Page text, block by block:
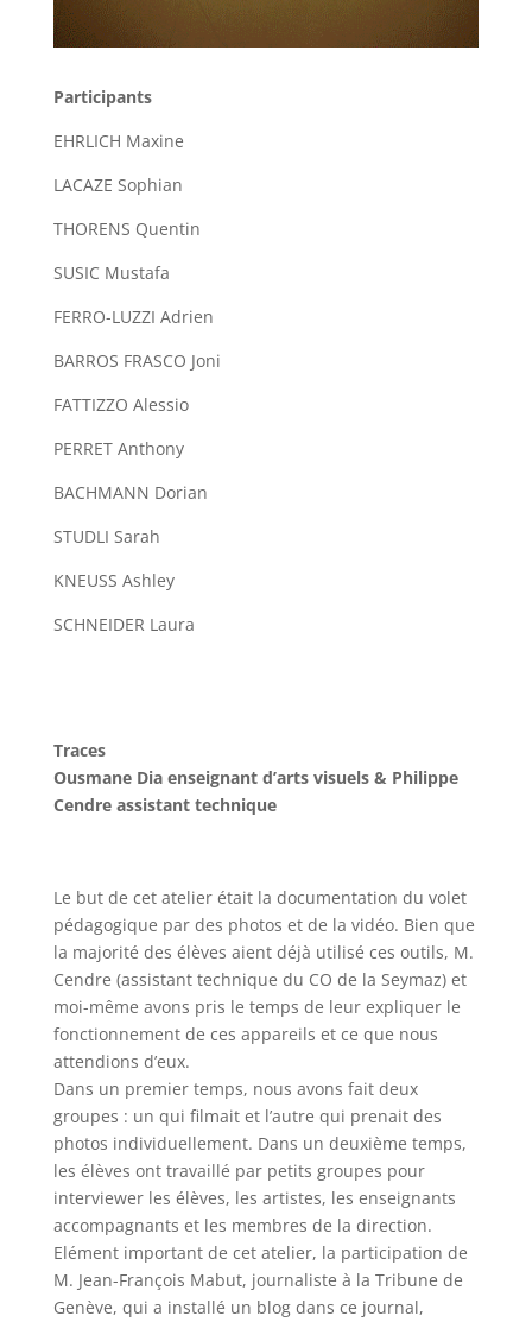
Participants
EHRLICH Maxine
LACAZE Sophian
THORENS Quentin
SUSIC Mustafa
FERRO-LUZZI Adrien
BARROS FRASCO Joni
FATTIZZO Alessio
PERRET Anthony
BACHMANN Dorian
STUDLI Sarah
KNEUSS Ashley
SCHNEIDER Laura
Traces
Ousmane Dia enseignant d’arts visuels & Philippe
Cendre assistant technique
Le but de cet atelier était la documentation du volet
pédagogique par des photos et de la vidéo. Bien que
la majorité des élèves aient déjà utilisé ces outils, M.
Cendre (assistant technique du CO de la Seymaz) et
moi-même avons pris le temps de leur expliquer le
fonctionnement de ces appareils et ce que nous
attendions d’eux.
Dans un premier temps, nous avons fait deux
groupes : un qui filmait et l’autre qui prenait des
photos individuellement. Dans un deuxième temps,
les élèves ont travaillé par petits groupes pour
interviewer les élèves, les artistes, les enseignants
accompagnants et les membres de la direction.
Elément important de cet atelier, la participation de
M. Jean-François Mabut, journaliste à la Tribune de
Genève, qui a installé un blog dans ce journal,